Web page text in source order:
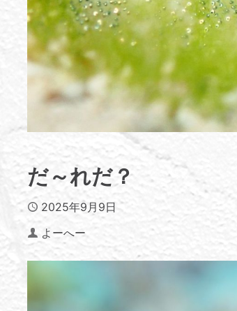
だ～れだ？
Published
2025年9月9日
Author
よーへー